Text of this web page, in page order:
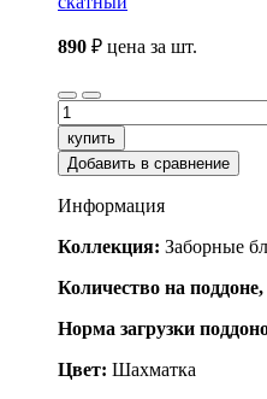
890 ₽ цена за шт.
купить
Добавить в сравнение
Информация
Коллекция: Заборные
Количество на
Норма загрузки
Цвет: Шахматка